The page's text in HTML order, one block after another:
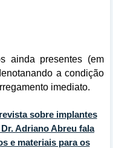
ainda presentes (em
a condição
imediato.
sobre implantes
Adriano Abreu fala
e materiais para os